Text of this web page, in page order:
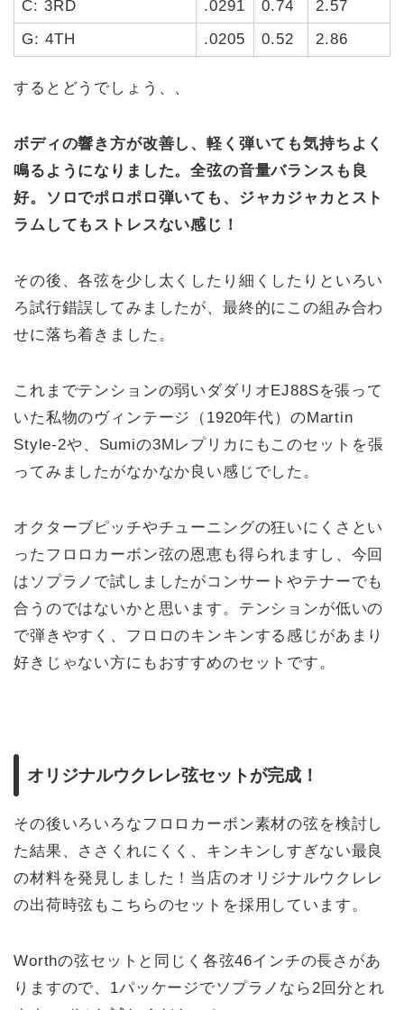
C: 3RD
.0291 0.74
2.57
G: 4TH
.0205 0.52 2.86
するとどうでしょう、、
ボディの響き方が改善し、軽く弾いても気持ちよく
鳴るようになりました。全弦の音量バランスも良
好。ソロでポロポロ弾いても、ジャカジャカとスト
ラムしてもストレスない感じ！
その後、各弦を少し太くしたり細くしたりといろい
ろ試行錯誤してみましたが、最終的にこの組み合わ
せに落ち着きました。
これまでテンションの弱いダダリオEJ88Sを張って
いた私物のヴィンテージ（1920年代）のMartin
Style-2や、Sumiの3Mレプリカにもこのセットを張
ってみましたがなかなか良い感じでした。
オクターブピッチやチューニングの狂いにくさとい
ったフロロカーボン弦の恩恵も得られますし、今回
はソプラノで試しましたがコンサートやテナーでも
合うのではないかと思います。テンションが低いの
で弾きやすく、フロロのキンキンする感じがあまり
好きじゃない方にもおすすめのセットです。
オリジナルウクレレ弦セットが完成！
その後いろいろなフロロカーボン素材の弦を検討し
た結果、ささくれにくく、キンキンしすぎない最良
の材料を発見しました！当店のオリジナルウクレレ
の出荷時弦もこちらのセットを採用しています。
Worthの弦セットと同じく各弦46インチの長さがあ
りますので、1パッケージでソプラノなら2回分とれ